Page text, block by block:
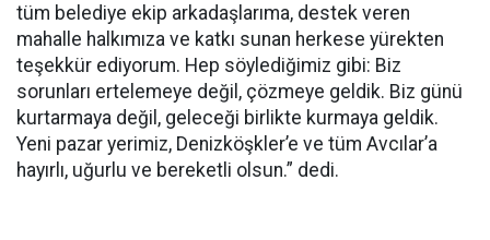
tüm belediye ekip arkadaşlarıma, destek veren
mahalle halkımıza ve katkı sunan herkese yürekten
teşekkür ediyorum. Hep söylediğimiz gibi: Biz
sorunları ertelemeye değil, çözmeye geldik. Biz günü
kurtarmaya değil, geleceği birlikte kurmaya geldik.
Yeni pazar yerimiz, Denizköşkler’e ve tüm Avcılar’a
hayırlı, uğurlu ve bereketli olsun.” dedi.